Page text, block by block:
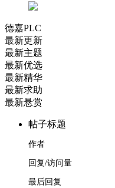
德嘉PLC
最新更新
最新主题
最新优选
最新精华
最新求助
最新悬赏
帖子标题
作者
回复/访问量
最后回复